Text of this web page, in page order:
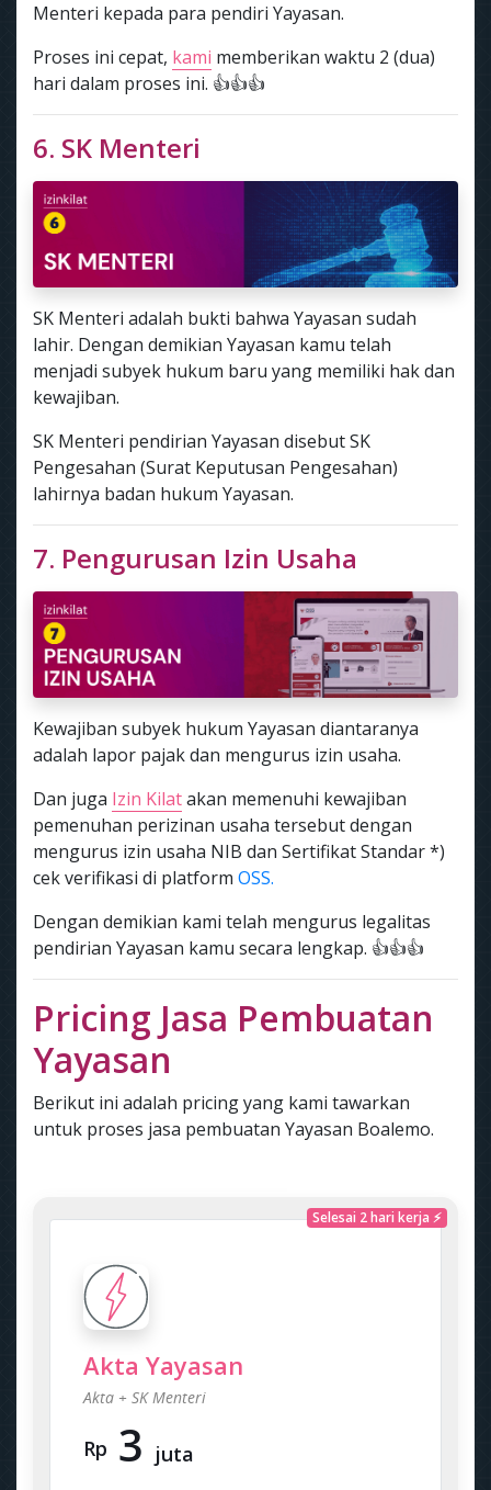
Menteri kepada para pendiri Yayasan.
Proses ini cepat, kami memberikan waktu 2 (dua)
hari dalam proses ini. 👍👍👍
6. SK Menteri
SK Menteri adalah bukti bahwa Yayasan sudah
lahir. Dengan demikian Yayasan kamu telah
menjadi subyek hukum baru yang memiliki hak dan
kewajiban.
SK Menteri pendirian Yayasan disebut SK
Pengesahan (Surat Keputusan Pengesahan)
lahirnya badan hukum Yayasan.
7. Pengurusan Izin Usaha
Kewajiban subyek hukum Yayasan diantaranya
adalah lapor pajak dan mengurus izin usaha.
Dan juga Izin Kilatakan memenuhi kewajiban
pemenuhan perizinan usaha tersebut dengan
mengurus izin usaha NIB dan Sertifikat Standar *)
cek verifikasi di platform OSS.
Dengan demikian kami telah mengurus legalitas
pendirian Yayasan kamu secara lengkap. 👍👍👍
Pricing Jasa Pembuatan
Yayasan
Berikut ini adalah pricing yang kami tawarkan
untuk proses jasa pembuatan Yayasan Boalemo.
Selesai 2 hari kerja ⚡
Akta Yayasan
Akta + SK Menteri
Rp 3 juta